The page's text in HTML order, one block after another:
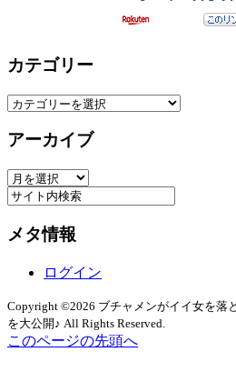
カテゴリー
カ
ゴ
ー
アーカイブ
ア
ー
イ
メタ情報
ログイン
Copyright ©2026 ブチャメンがイイ女を落
を大公開♪ All Rights Reserved.
このページの先頭へ